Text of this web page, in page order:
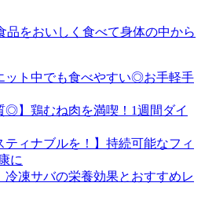
品をおいしく食べて身体の中から
ット中でも食べやすい◎お手軽手
◎】鶏むね肉を満喫！1週間ダイ
ティナブルを！】持続可能なフィ
に
冷凍サバの栄養効果とおすすめレ